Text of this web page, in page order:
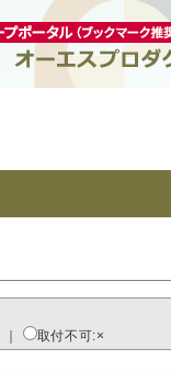
取付不可:×